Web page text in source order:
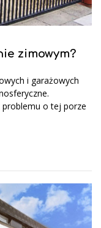
zimowym?
i garażowych
problemu o tej porze